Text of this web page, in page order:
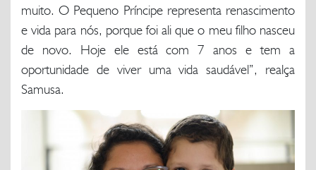
muito. O Pequeno Príncipe representa renascimento
e vida para nós, porque foi ali que o meu filho nasceu
de novo. Hoje ele está com 7 anos e tem a
oportunidade de viver uma vida saudável”, realça
Samusa.